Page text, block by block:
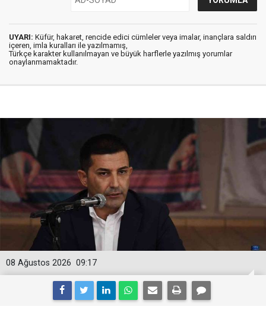
UYARI: Küfür, hakaret, rencide edici cümleler veya imalar, inançlara saldırı
içeren, imla kuralları ile yazılmamış,
Türkçe karakter kullanılmayan ve büyük harflerle yazılmış yorumlar
onaylanmamaktadır.
09:17
08 Ağustos 2026